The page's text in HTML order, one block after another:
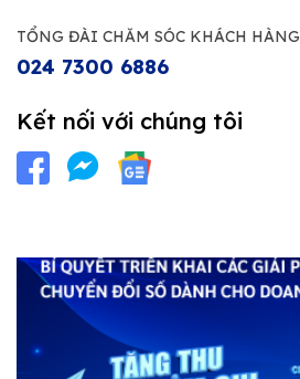
TỔNG ĐÀI CHĂM SÓC KHÁCH HÀNG
024 7300 6886
Kết nối với chúng tôi